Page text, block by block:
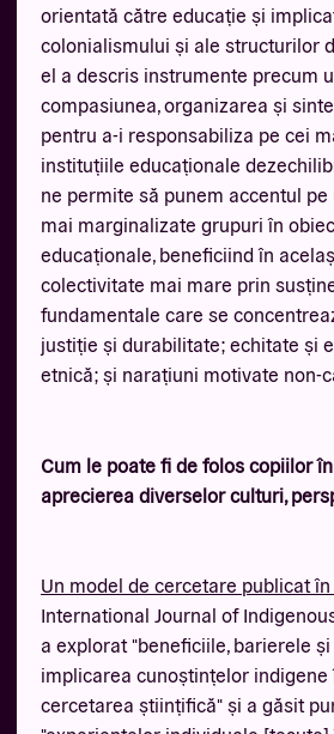
orientată către educație și
colonialismului și ale structurilor
el a descris instrumente precum
compasiunea, organizarea și
pentru a-i responsabiliza pe cei
instituțiile educaționale
ne permite să punem accentul
mai marginalizate grupuri în
educaționale, beneficiind în
colectivitate mai mare prin
fundamentale care se
justiție și durabilitate; echitate și
etnică; și narațiuni motivate non-
Cum le poate fi de folos copiilor
aprecierea diverselor culturi,
Un model de cercetare publicat
International Journal of
a explorat "beneficiile, barierele
implicarea cunoștințelor indigene
cercetarea științifică" și a găsit